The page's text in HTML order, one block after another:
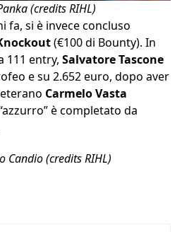
(credits RIHL)
fa, si è invece concluso
(€100 di Bounty). In
111 entry, Salvatore Tascone
e su 2.652 euro, dopo aver
Carmelo Vasta
è completato da
Candio (credits RIHL)